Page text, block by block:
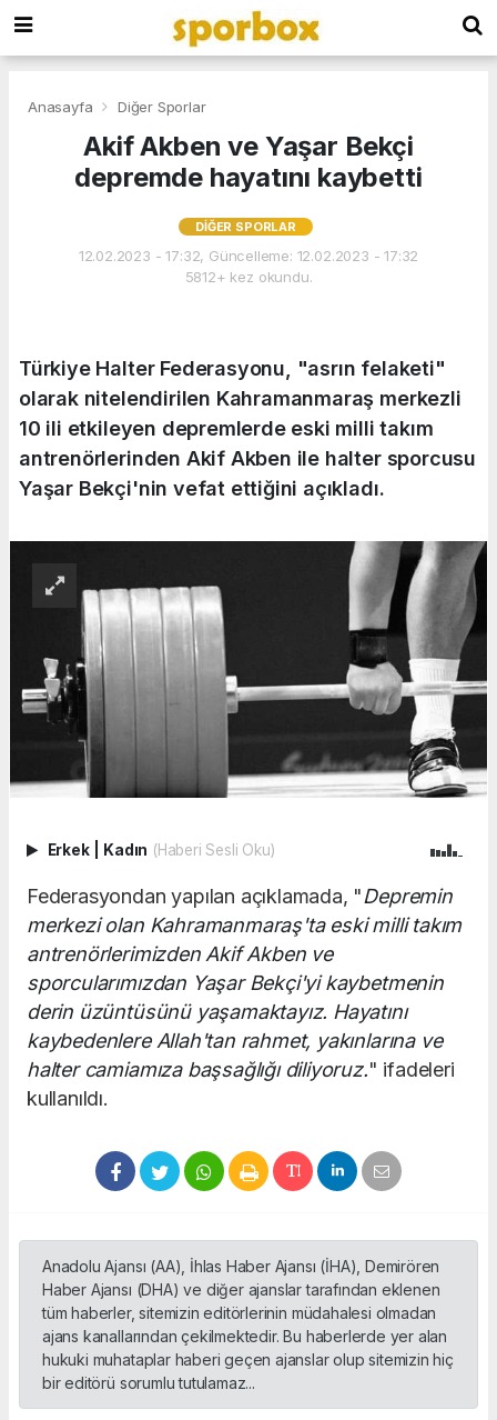
Anasayfa Diğer Sporlar
Akif Akben ve Yaşar Bekçi
depremde hayatını kaybetti
DIĞER SPORLAR
12.02.2023 - 17:32, Güncelleme: 12.02.2023 - 17:32
5812+ kez okundu.
Türkiye Halter Federasyonu, "asrın felaketi"
olarak nitelendirilen Kahramanmaraş merkezli
10 ili etkileyen depremlerde eski milli takım
antrenörlerinden Akif Akben ile halter sporcusu
Yaşar Bekçi'nin vefat ettiğini açıkladı.
Erkek Kadın (Haberi Sesli Oku)
Federasyondan yapılan açıklamada, "Depremin
merkezi olan Kahramanmaraş'ta eski milli takım
antrenörlerimizden Akif Akben ve
sporcularımızdan Yaşar Bekçi'yi kaybetmenin
derin üzüntüsünü yaşamaktayız. Hayatını
kaybedenlere Allah'tan rahmet, yakınlarına ve
halter camiamıza başsağlığı diliyoruz." ifadeleri
kullanıldı.
Anadolu Ajansı (AA), İhlas Haber Ajansı (İHA), Demirören
Haber Ajansı (DHA) ve diğer ajanslar tarafından eklenen
tüm haberler, sitemizin editörlerinin müdahalesi olmadan
ajans kanallarından çekilmektedir. Bu haberlerde yer alan
hukuki muhataplar haberi geçen ajanslar olup sitemizin hiç
bir editörü sorumlu tutulamaz...